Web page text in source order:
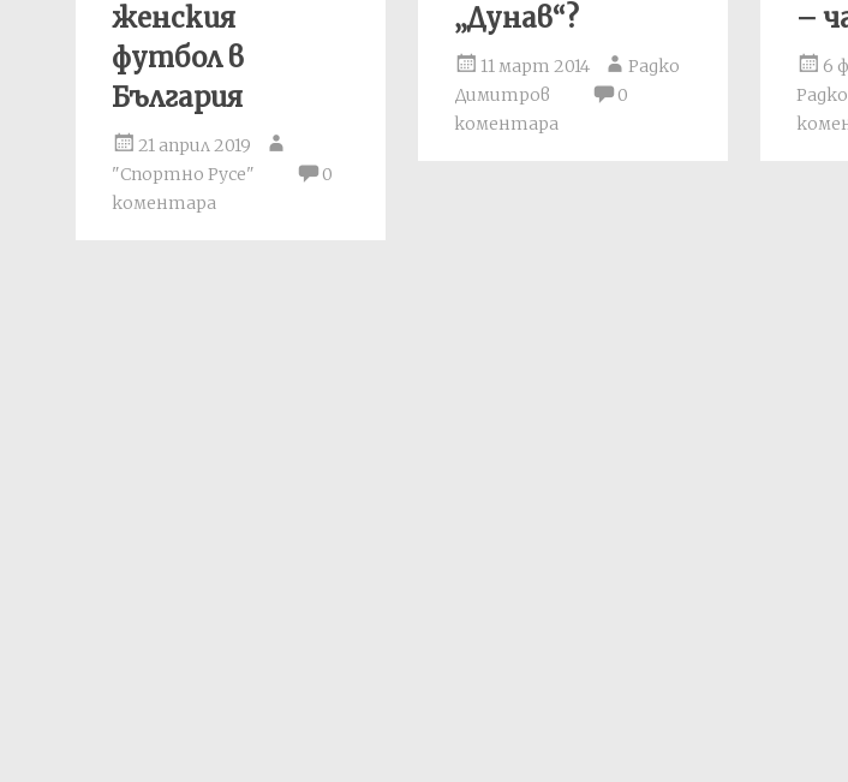
женския
футбол в
България
21 април 2019
"Спортно Русе"
0
коментара
„Дунав“?
11 март 2014
Радко
Димитров
0
коментара
–
6